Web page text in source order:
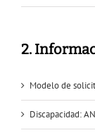
2.
Modelo de
Discapacidad: